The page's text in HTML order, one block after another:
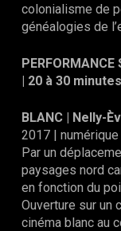
colonialisme de
généalogies de
PERFORMANCE
| 20 à 30 minutes
BLANC | Nelly-
2017 |
Par un
paysages nord
en fonction du
Ouverture sur un
cinéma blanc au